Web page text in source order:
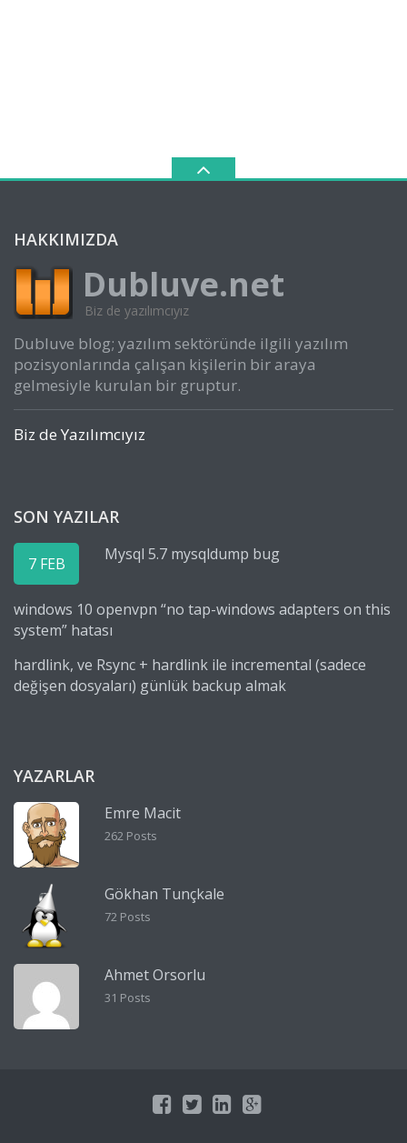
HAKKIMIZDA
Dubluve.net
Biz de yazılımcıyız
Dubluve blog; yazılım sektöründe ilgili yazılım
pozisyonlarında çalışan kişilerin bir araya
gelmesiyle kurulan bir gruptur.
Biz de Yazılımcıyız
SON YAZILAR
7 FEB Mysql 5.7 mysqldump bug
windows 10 openvpn “no tap-windows adapters on this
system” hatası
hardlink, ve Rsync + hardlink ile incremental (sadece
değişen dosyaları) günlük backup almak
YAZARLAR
Emre Macit
262 Posts
Gökhan Tunçkale
72 Posts
Ahmet Orsorlu
31 Posts